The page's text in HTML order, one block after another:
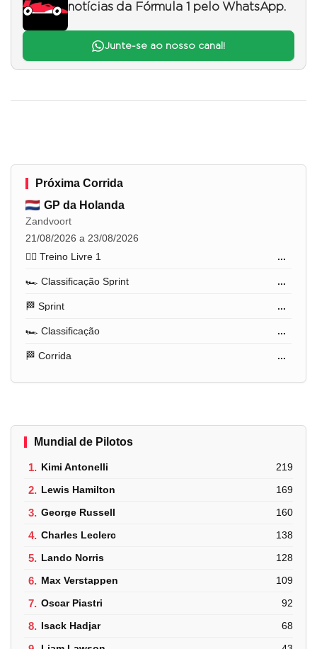
notícias da Fórmula 1 pelo WhatsApp.
Junte-se ao nosso canal!
Próxima Corrida
GP da Holanda
Zandvoort
21/08/2026 a 23/08/2026
🏋️‍♂️ Treino Livre 1
...
🏎️ Classificação Sprint ...
🏁 Sprint ...
🏎️ Classificação ...
🏁 Corrida ...
Mundial de Pilotos
1. Kimi Antonelli 219
2. Lewis Hamilton 169
3. George Russell 160
4. Charles Leclerc 138
5. Lando Norris 128
6. Max Verstappen 109
7. Oscar Piastri 92
8. Isack Hadjar 68